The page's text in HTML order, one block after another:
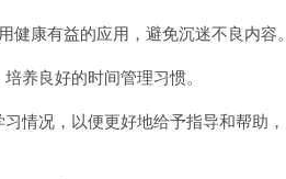
健康有益的应用，避免沉迷不良内容。
养良好的时间管理习惯。
情况，以便更好地给予指导和帮助，